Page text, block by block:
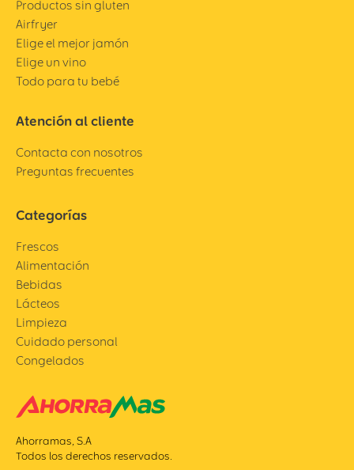
Productos sin gluten
Airfryer
Elige el mejor jamón
Elige un vino
Todo para tu bebé
Atención al cliente
Contacta con nosotros
Preguntas frecuentes
Categorías
Frescos
Alimentación
Bebidas
Lácteos
Limpieza
Cuidado personal
Congelados
Ahorramas, S.A
Todos los derechos reservados.